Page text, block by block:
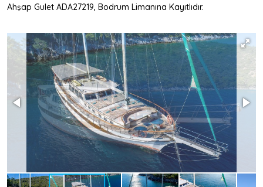
Ahşap Gulet ADA27219, Bodrum Limanına Kayıtlıdır.